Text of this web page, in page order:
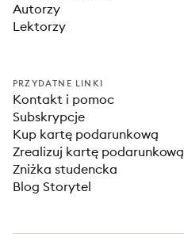
Autorzy
Lektorzy
PRZYDATNE LINKI
Kontakt i pomoc
Subskrypcje
Kup kartę podarunkową
Zrealizuj kartę podarunkową
Zniżka studencka
Blog Storytel